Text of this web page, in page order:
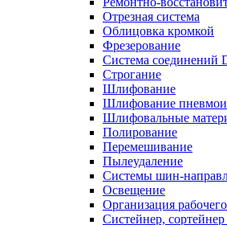
Отрезная система
Облицовка кромкой
Фрезерование
Система соединений
Строгание
Шлифование
Шлифование
Шлифовальные
Полирование
Перемешивание
Пылеудаление
Системы шин-
Освещение
Организация
Систейнер,